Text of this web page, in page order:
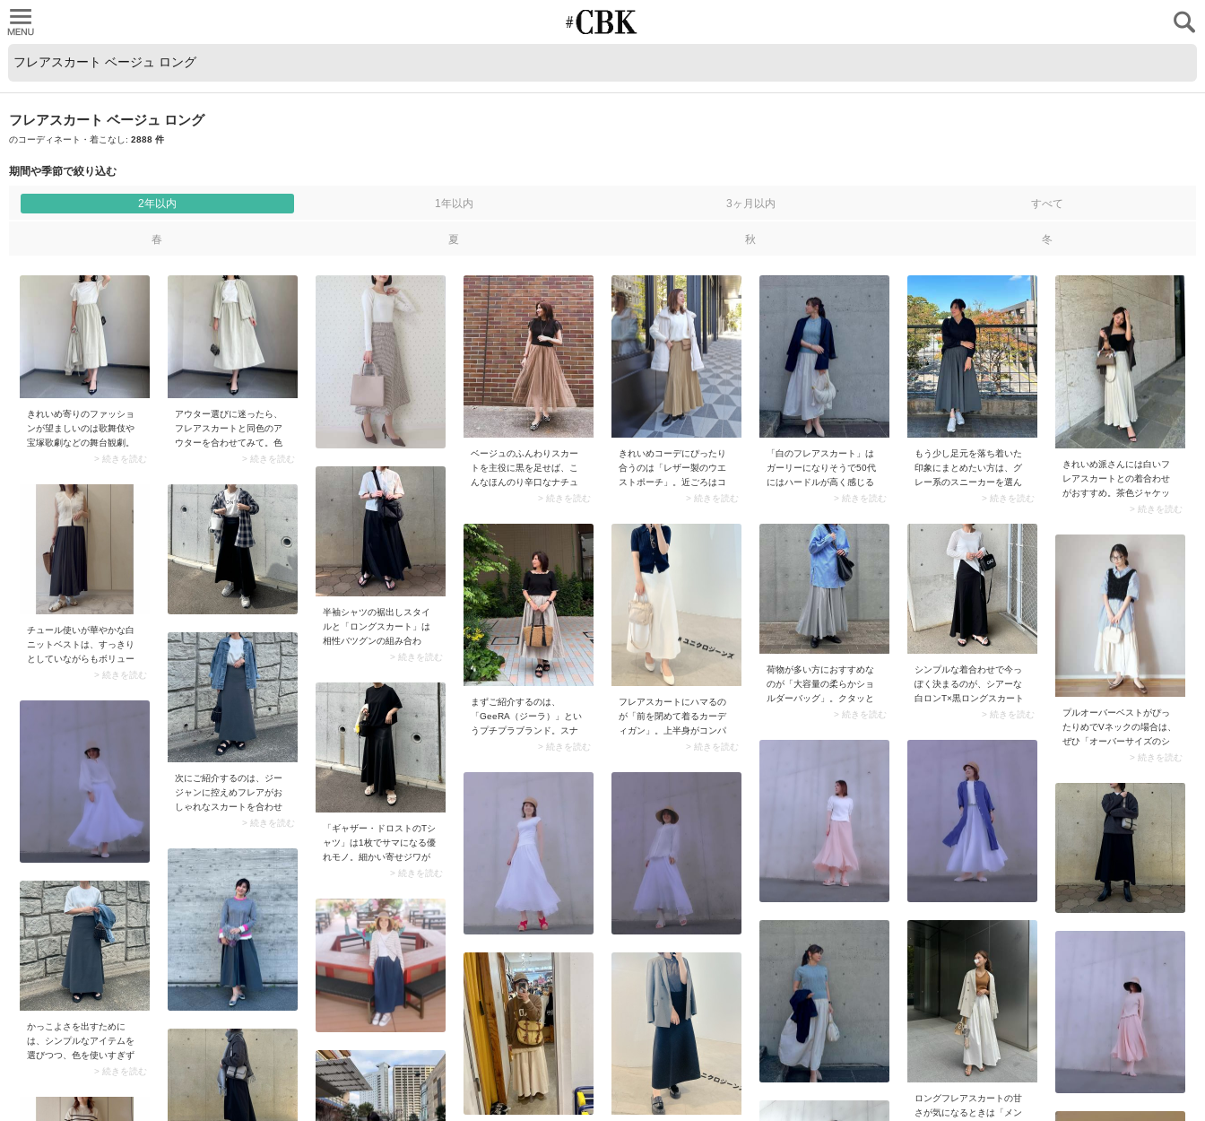
フレアスカート ベージュ ロング
のコーディネート・着こなし: 2888 件
期間や季節で絞り込む
2年以内 1年以内 3ヶ月以内 すべて
春 夏 秋 冬
きれいめ寄りのファッショ
ンが望ましいのは歌舞伎や
宝塚歌劇などの舞台観劇。
そこでおすすめなのが「ボ
ットのTシャツ」です。ブラ
ウス見えするTシャツを選ぶ
ことで上品な雰囲気に。こ
れならTシャツでも気後れす
ることなく観劇を楽しめま
すよ。
> 続きを読む
アウター選びに迷ったら、
フレアスカートと同色のア
ウターを合わせてみて。色
を統一すればテクニック不
え。さらにセットアップ風
に見えることで上品なムー
ドを醸し出します。
> 続きを読む
ベージュのふんわりスカー
トを主役に黒を足せば、こ
んなほんのり辛口なナチュ
ラルスタイルも楽しめま
ストップスで大人っぽさを
加えて、チュール素材のガ
ーリーなスカートを50代に
似合うバランスに。ベージ
ュのふんわりスカートはこ
のように意外と万能に使え
る、50代におすすめのアイ
テム。ぜひ気になるスタイ
リングを試してみてくださ
い。
> 続きを読む
きれいめコーデにぴったり
合うのは「レザー製のウエ
ストポーチ」。近ごろはコ
ンパクトな横型でフラップ
す。大人っぽくてコーデの
アクセントにもぴったり。
> 続きを読む
「白のフレアスカート」は
ガーリーになりそうで50代
にはハードルが高く感じる
ものですが、そんなときに
ット」がお役立ち。ネイビ
ーや黒のカッチリとしたジ
ャケットがスカートを引き
締め、コーデの甘さを解
消。大人っぽいジャケット
があることで、落ち着きあ
るハンサムなルックスに決
まります。
> 続きを読む
もう少し足元を落ち着いた
印象にまとめたい方は、グ
レー系のスニーカーを選ん
でみてください。どんなボ
控えめな存在感できれいめ
コーデを邪魔しません。ス
ナップでは、グレーのスカ
ートと合わせておしゃれな
グラデーションスタイル
に。
> 続きを読む
きれいめ派さんには白いフ
レアスカートとの着合わせ
がおすすめ。茶色ジャケッ
トの落ち着きはそのまま
と揺れ感から春らしさをプ
ラスできます。インナーに
はシンプルなキャミソー
ル、足元はサンダルをチョ
イス。適度に肌見せして抜
け感を出すのがあか抜けの
コツです。
> 続きを読む
半袖シャツの裾出しスタイ
ルと「ロングスカート」は
相性バツグンの組み合わ
せ。爽やかなシャツを合わ
カートを甘さ控えめに着こ
なせます。その際シャツは
ショート丈を選ぶのがおす
すめ。ロング丈のスカート
が引き立ち、スタイルアッ
プ見えも叶いますよ。
> 続きを読む
チュール使いが華やかな白
ニットベストは、すっきり
としていながらもボリュー
ムを感じるデザイン。こん
どベーシックカラーで落ち
ーのスカートならお腹周り
> 続きを読む
まずご紹介するのは、
「GeeRA（ジーラ）」とい
うプチプラブランド。スナ
ップでは、どちらもジーラ
しています。50代おしゃれ
査していると、ジーラのガ
ーリーアイテムを着こなす
方が多数！ カジュアルから
甘めなデザインまで幅広く
揃っているおすすめブラン
> 続きを読む
フレアスカートにハマるの
が「前を閉めて着るカーデ
ィガン」。上半身がコンパ
クトにまとまることで、ボ
えるうえに全身が好バラン
レアスカートの女性らしさ
がより引き立ちます。
> 続きを読む
荷物が多い方におすすめな
のが「大容量の柔らかショ
ルダーバッグ」。クタッと
したフェイクザー素材の展
のに体に馴染み、斜め掛け
勤などデイリーユースにう
> 続きを読む
シンプルな着合わせで今っ
ぽく決まるのが、シアーな
白ロンT×黒ロングスカート
のコーデ。ほのかに肌が透
イリングが単調にならずあ
す。また白と黒のモノトー
ン配色は失敗しにくく、簡
単に洗練見えが叶います
よ。下にキャミソールやベ
アトップを忍ばせて、ヘル
シーなシアー感を演出して
みるのもおすすめ。
> 続きを読む
プルオーバーベストがぴっ
たりめでVネックの場合は、
ぜひ「オーバーサイズのシ
ャツ」を合わせてみて。コ
しにくくヤボったくないか
気になるものですが、ゆる
っとしたシャツがこなれた
雰囲気にアップデート。小
ぶりのベストがビスチェの
ように見え、コーデがおし
ゃれに仕上がります。
> 続きを読む
次にご紹介するのは、ジー
ジャンに控えめフレアがお
しゃれなスカートを合わせ
たコーデ。ナローなシルエ
ルエットをメイクしてくれ
ます。さらにスナップでは
華奢なアクセサリーを添え
ることで、ジージャンのカ
ジュアルさをレディにまと
めていますね。
> 続きを読む
「ギャザー・ドロストのTシ
ャツ」は1枚でサマになる優
れモノ。細かい寄せジワが
入っていたり裾のドローコ
とで立体的なシルエットを
作り、Tシャツコーデがこな
れ見え。手持ちのボトムに
合わせるだけで今どきのル
ックスに決まります。
> 続きを読む
かっこよさを出すために
は、シンプルなアイテムを
選びつつ、色を使いすぎず
ミニマルにまとめることが
ーシックな白Tシャツにグレ
ーのフレアロングスカート
> 続きを読む
ロングフレアスカートの甘
さが気になるときは「メン